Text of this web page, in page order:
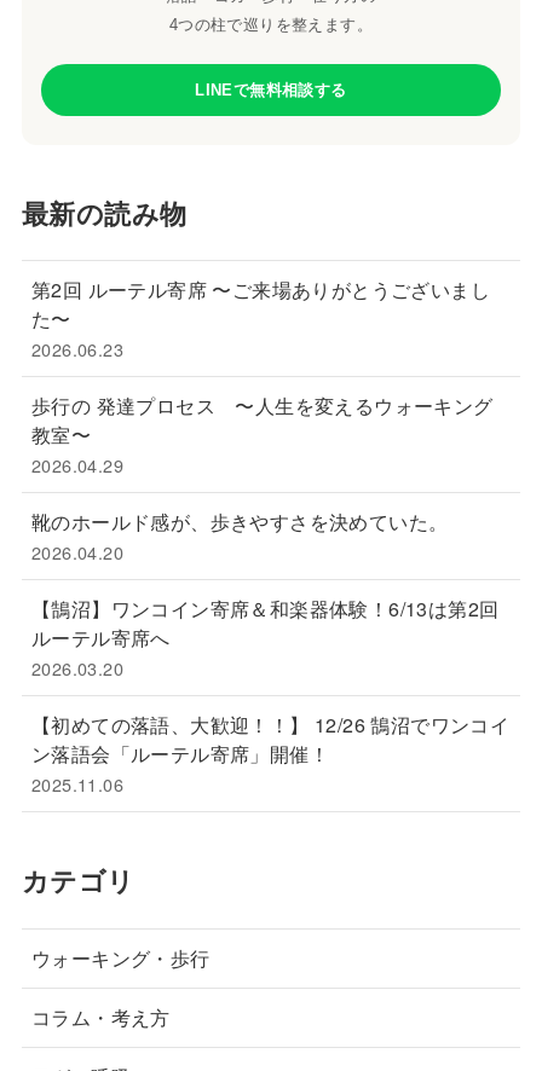
4つの柱で巡りを整えます。
LINEで無料相談する
最新の読み物
第2回 ルーテル寄席 〜ご来場ありがとうございまし
た〜
2026.06.23
歩行の 発達プロセス 〜人生を変えるウォーキング
教室〜
2026.04.29
靴のホールド感が、歩きやすさを決めていた。
2026.04.20
【鵠沼】ワンコイン寄席＆和楽器体験！6/13は第2回
ルーテル寄席へ
2026.03.20
【初めての落語、大歓迎！！】 12/26 鵠沼でワンコイ
ン落語会「ルーテル寄席」開催！
2025.11.06
カテゴリ
ウォーキング・歩行
コラム・考え方